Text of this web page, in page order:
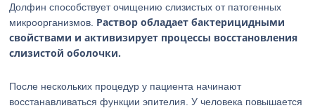
Долфин способствует очищению слизистых от патогенных
микроорганизмов. Раствор обладает бактерицидными
свойствами и активизирует процессы восстановления
слизистой оболочки.
После нескольких процедур у пациента начинают
восстанавливаться функции эпителия. У человека повышается